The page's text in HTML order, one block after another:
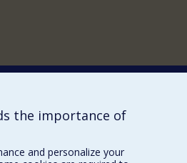
the importance of
and personalize your